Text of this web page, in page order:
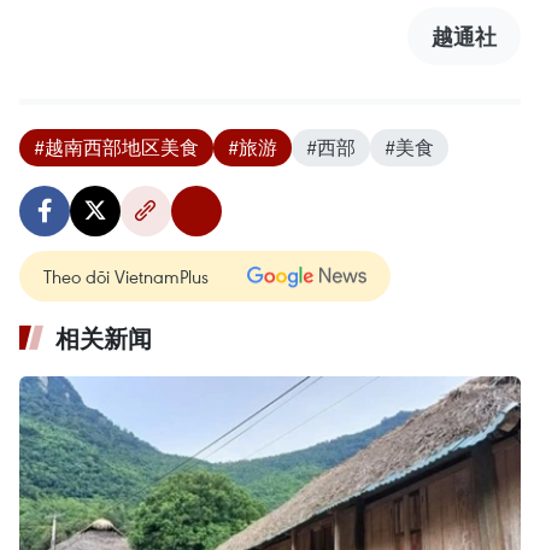
越通社
#越南西部地区美食 #旅游 #西部 #美食
Theo dõi VietnamPlus
相关新闻